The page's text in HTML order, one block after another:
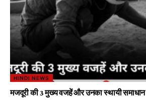
HINDI NEWS
मजदूरी की 3 मुख्य वजहें और उनका स्थायी समाधान